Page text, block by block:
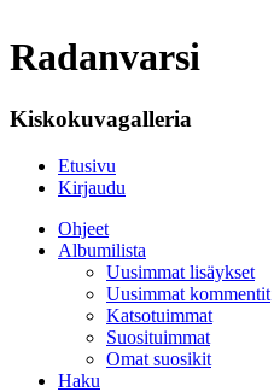
Radanvarsi
Kiskokuvagalleria
Etusivu
Kirjaudu
Ohjeet
Albumilista
Uusimmat lisäykset
Uusimmat kommentit
Katsotuimmat
Suosituimmat
Omat suosikit
Haku